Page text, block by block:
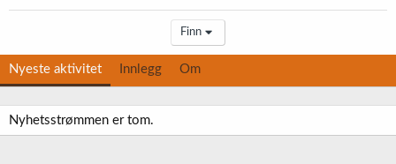
Finn
Nyeste aktivitet Innlegg Om
Nyhetsstrømmen er tom.